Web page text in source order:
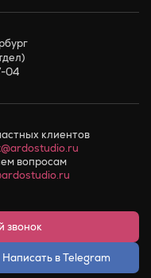
04
клиентов
вопросам
звонок
Написать в Telegram